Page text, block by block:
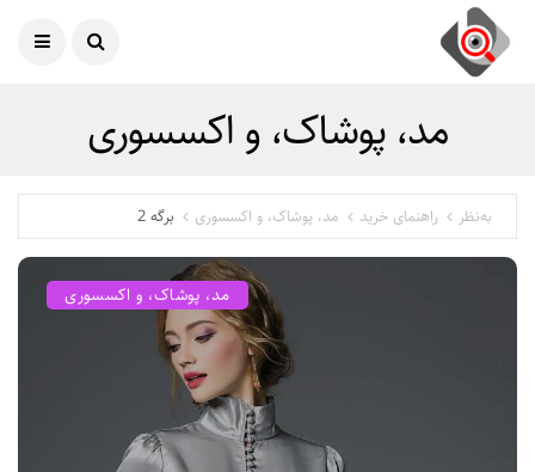
مد، پوشاک، و اکسسوری
به‌نظر راهنمای خرید مد، پوشاک، و اکسسوری برگه 2
مد، پوشاک، و اکسسوری